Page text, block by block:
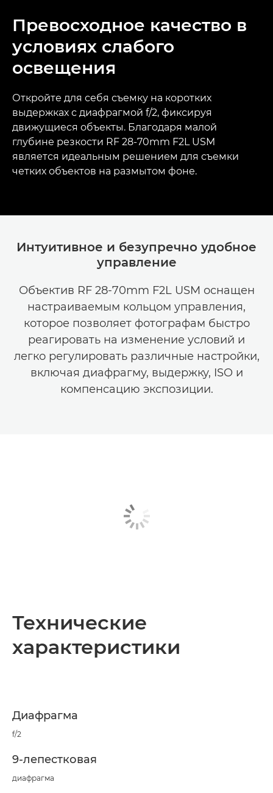
Превосходное качество в
условиях слабого
освещения
Откройте для себя съемку на коротких
выдержках с диафрагмой f/2, фиксируя
движущиеся объекты. Благодаря малой
глубине резкости RF 28-70mm F2L USM
является идеальным решением для съемки
четких объектов на размытом фоне.
Интуитивное и безупречно удобное
управление
Объектив RF 28-70mm F2L USM оснащен
настраиваемым кольцом управления,
которое позволяет фотографам быстро
реагировать на изменение условий и
легко регулировать различные настройки,
включая диафрагму, выдержку, ISO и
компенсацию экспозиции.
Технические
характеристики
Диафрагма
f/2
9-лепестковая
диафрагма